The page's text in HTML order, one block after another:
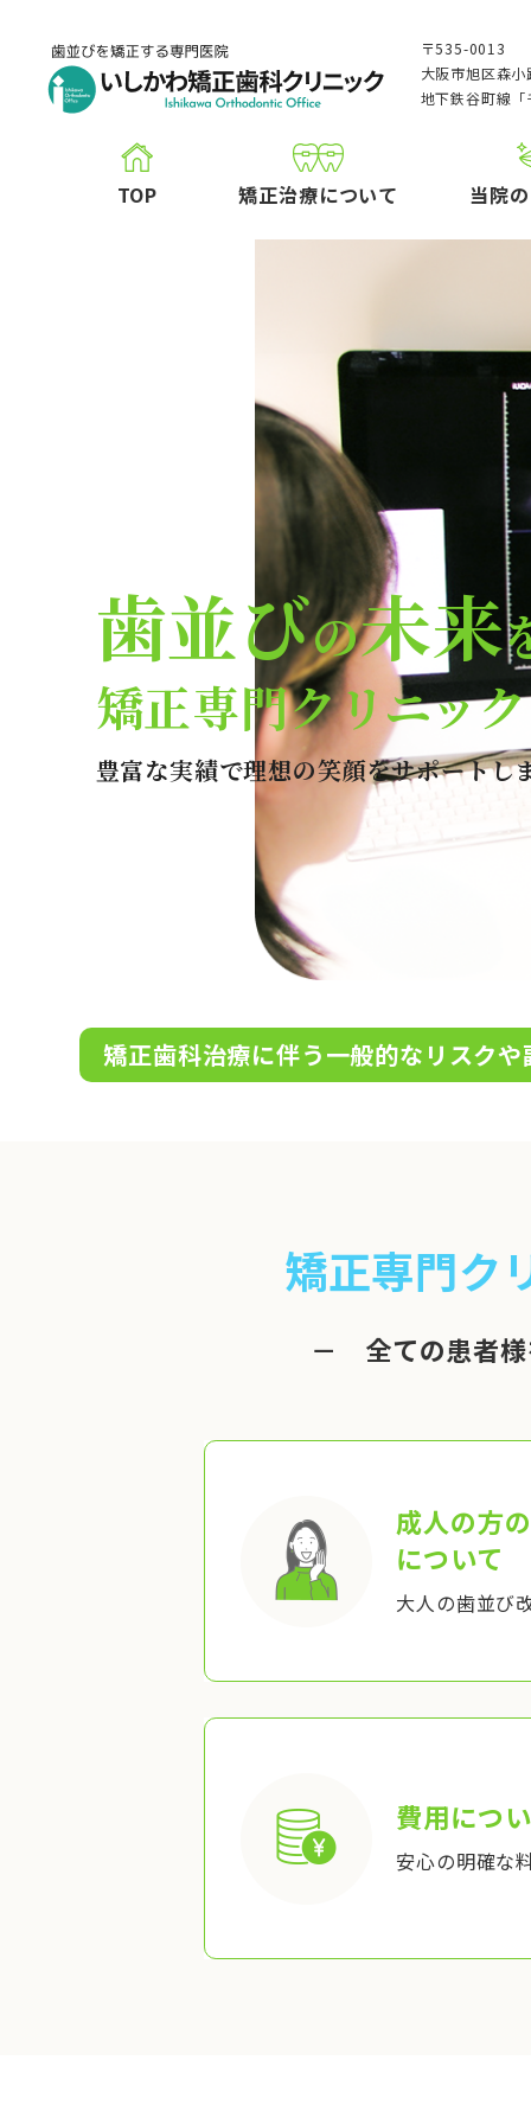
〒535-0013
大阪市旭区森
地下鉄谷町線
TOP 矯正治療について 当院
歯並びの未来
矯正専門クリニック
豊富な実績で理想の笑顔をサポートし
矯正歯科治療に伴う一般的なリスク
矯正専門ク
－ 全ての患者
成人の方
について
大人の歯並び
費用につ
安心の明確な